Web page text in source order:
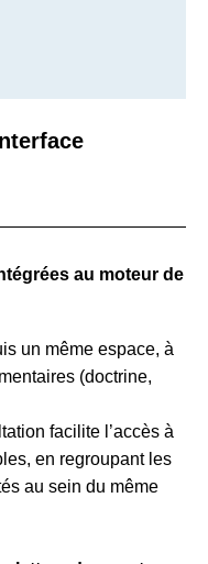
au moteur de
un même espace, à
(doctrine,
facilite l’accès à
en regroupant les
au sein du même